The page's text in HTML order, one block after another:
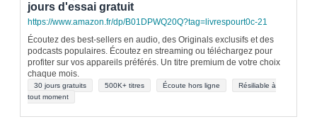
jours d'essai gratuit
https://www.amazon.fr/dp/B01DPWQ20Q?tag=livrespourt0c-21
Écoutez des best-sellers en audio, des Originals exclusifs et des
podcasts populaires. Écoutez en streaming ou téléchargez pour
profiter sur vos appareils préférés. Un titre premium de votre choix
chaque mois.
30 jours gratuits 500K+ titres Écoute hors ligne
Résiliable à
tout moment